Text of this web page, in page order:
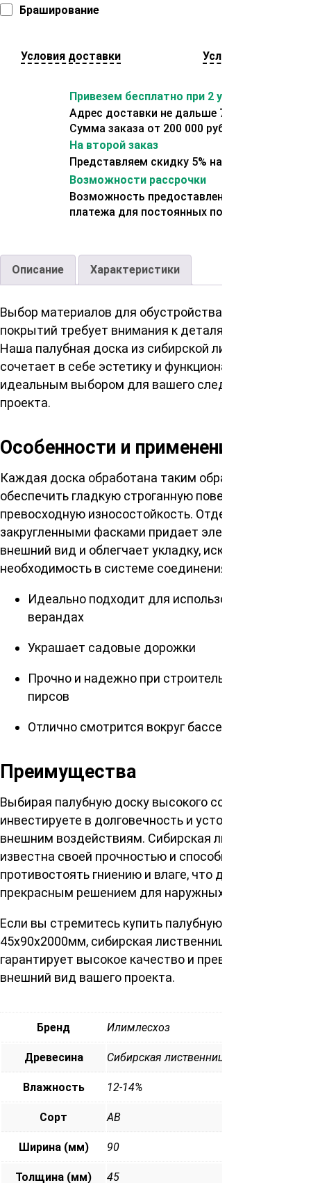
Браширование
Условия доставки Условия оплаты
Привезем бесплатно при 2 условиях:
Адрес доставки не дальше 70 км от склада.
Сумма заказа от 200 000 рублей.
На второй заказ
Представляем скидку 5% на второй заказ
Возможности рассрочки
Возможность предоставления отсрочки
платежа для постоянных покупателей.
Описание Характеристики
Выбор материалов для обустройства наружных
покрытий требует внимания к деталям и качеству.
Наша палубная доска из сибирской лиственницы
сочетает в себе эстетику и функциональность, став
идеальным выбором для вашего следующего
проекта.
Особенности и применение
Каждая доска обработана таким образом, чтобы
обеспечить гладкую строганную поверхность и
превосходную износостойкость. Отделка
закругленными фасками придает элегантный
внешний вид и облегчает укладку, исключая
необходимость в системе соединения.
Идеально подходит для использования на
верандах
Украшает садовые дорожки
Прочно и надежно при строительстве мостов и
пирсов
Отлично смотрится вокруг бассейнов
Преимущества
Выбирая палубную доску высокого сорта, вы
инвестируете в долговечность и устойчивость к
внешним воздействиям. Сибирская лиственница
известна своей прочностью и способностью
противостоять гниению и влаге, что делает её
прекрасным решением для наружных работ.
Если вы стремитесь купить палубную доску сорт АВ
45х90х2000мм, сибирская лиственница, наш продукт
гарантирует высокое качество и превосходный
внешний вид вашего проекта.
Бренд Илимлесхоз
Древесина Сибирская лиственница
Влажность 12-14%
Сорт АВ
Ширина (мм) 90
Толщина (мм) 45